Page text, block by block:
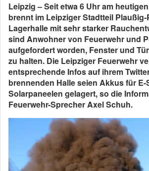
Leipzig – Seit etwa 6 Uhr am
brennt im Leipziger Stadtteil
Lagerhalle mit sehr starker
sind Anwohner von Feuerwehr und
aufgefordert worden, Fenster und
zu halten. Die Leipziger Feuerwehr
entsprechende Infos auf ihrem
brennenden Halle seien Akkus für
Solarpaneelen gelagert, so die
Feuerwehr-Sprecher Axel Schuh.